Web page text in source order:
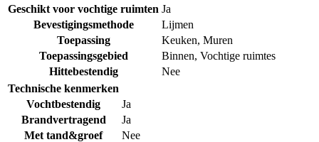
Geschikt voor vochtige ruimten Ja
Bevestigingsmethode
Lijmen
Toepassing
Keuken, Muren
Toepassingsgebied
Binnen, Vochtige ruimtes
Hittebestendig
Nee
Technische kenmerken
Vochtbestendig
Ja
Brandvertragend
Ja
Met tand&groef
Nee